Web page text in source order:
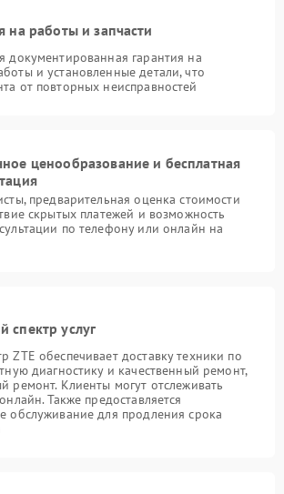
на работы и запчасти
документированная гарантия на
и установленные детали, что
от повторных неисправностей
ценообразование и бесплатная
предварительная оценка стоимости
скрытых платежей и возможность
по телефону или онлайн на
спектр услуг
ZTE обеспечивает доставку техники по
диагностику и качественный ремонт,
ремонт. Клиенты могут отслеживать
Также предоставляется
обслуживание для продления срока